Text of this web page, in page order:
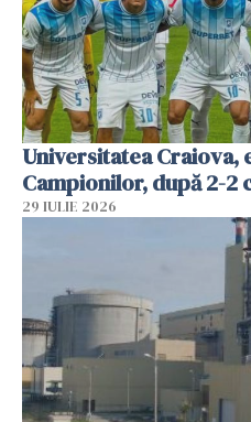
Universitatea Craiova,
Campionilor, după 2-2
29 IULIE 2026